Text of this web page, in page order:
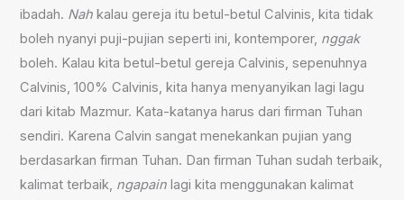
ibadah. Nah kalau gereja itu betul-betul Calvinis, kita tidak
boleh nyanyi puji-pujian seperti ini, kontemporer, nggak
boleh. Kalau kita betul-betul gereja Calvinis, sepenuhnya
Calvinis, 100% Calvinis, kita hanya menyanyikan lagi lagu
dari kitab Mazmur. Kata-katanya harus dari firman Tuhan
sendiri. Karena Calvin sangat menekankan pujian yang
berdasarkan firman Tuhan. Dan firman Tuhan sudah terbaik,
kalimat terbaik, ngapain lagi kita menggunakan kalimat